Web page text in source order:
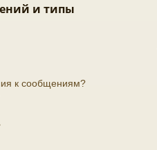
и типы
к сообщениям?